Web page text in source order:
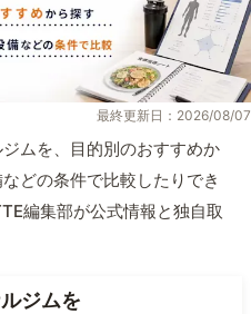
最終更新日：2026/08/07
ムを、目的別のおすすめか
どの条件で比較したりでき
編集部が公式情報と独自取
ジムを